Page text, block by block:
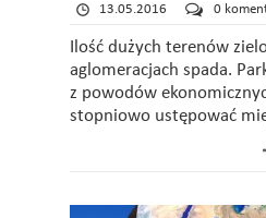
13.05.2016 0
Ilość dużych terenów
aglomeracjach spada.
z powodów
stopniowo ustępować